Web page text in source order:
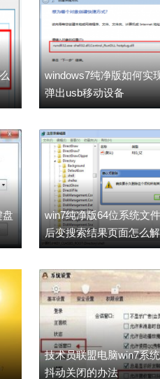
windows7纯净版如何实
弹出usb移动设备
盘
win7纯净版64位系统文
后变搜索结果页面怎么
技术员联盟电脑win7系
抖动关闭的办法